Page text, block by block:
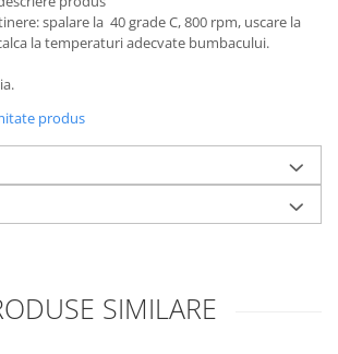
spalare la 40 grade C, 800 rpm, uscare la
la temperaturi adecvate bumbacului.
produs
SIMILARE